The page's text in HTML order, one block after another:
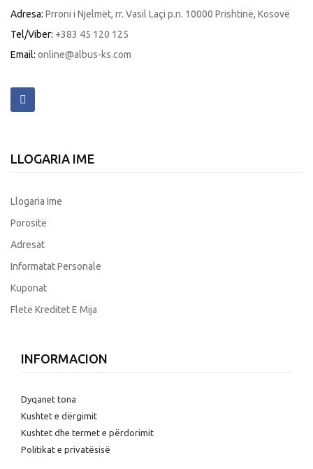
Adresa: Prroni i Njelmët, rr. Vasil Laçi p.n. 10000 Prishtinë, Kosovë
Tel/Viber: +383 45 120 125
Email: online@albus-ks.com
LLOGARIA IME
Llogaria Ime
Porositë
Adresat
Informatat Personale
Kuponat
Fletë Kreditet E Mija
INFORMACION
Dyqanet tona
Kushtet e dërgimit
Kushtet dhe termet e përdorimit
Politikat e privatësisë